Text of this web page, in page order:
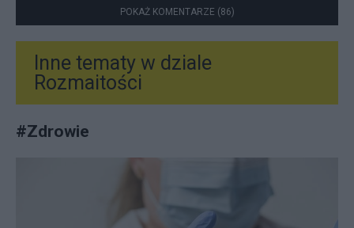
POKAŻ KOMENTARZE (86)
Inne tematy w dziale
Rozmaitości
#Zdrowie